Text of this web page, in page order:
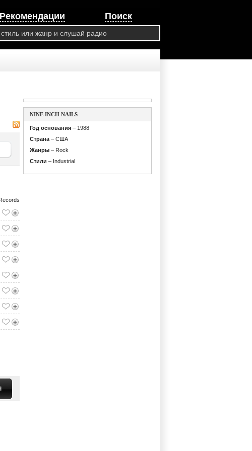
Рекомендации Поиск
NINE INCH NAILS
Год основания– 1988
Страна– США
Жанры– Rock
Стили – Industrial